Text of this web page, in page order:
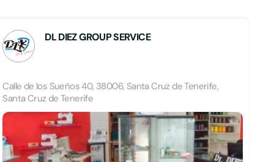
DL DIEZ GROUP SERVICE
Calle de los Sueños 40, 38006, Santa Cruz de Tenerife,
Santa Cruz de Tenerife